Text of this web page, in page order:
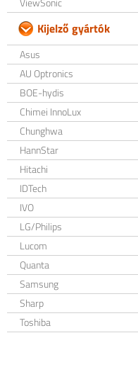
Kijelző gyártók
Asus
AU Optronics
BOE-hydis
Chimei InnoLux
Chunghwa
HannStar
Hitachi
IDTech
IVO
LG/Philips
Lucom
Quanta
Samsung
Sharp
Toshiba